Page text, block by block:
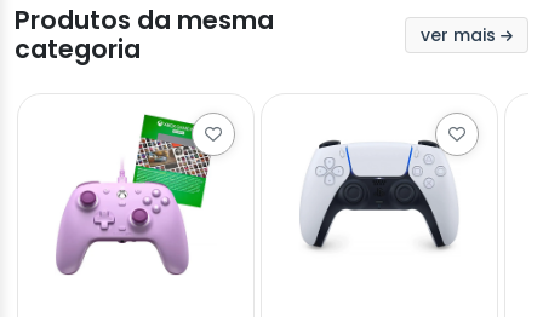
Produtos da mesma
categoria
ver mais